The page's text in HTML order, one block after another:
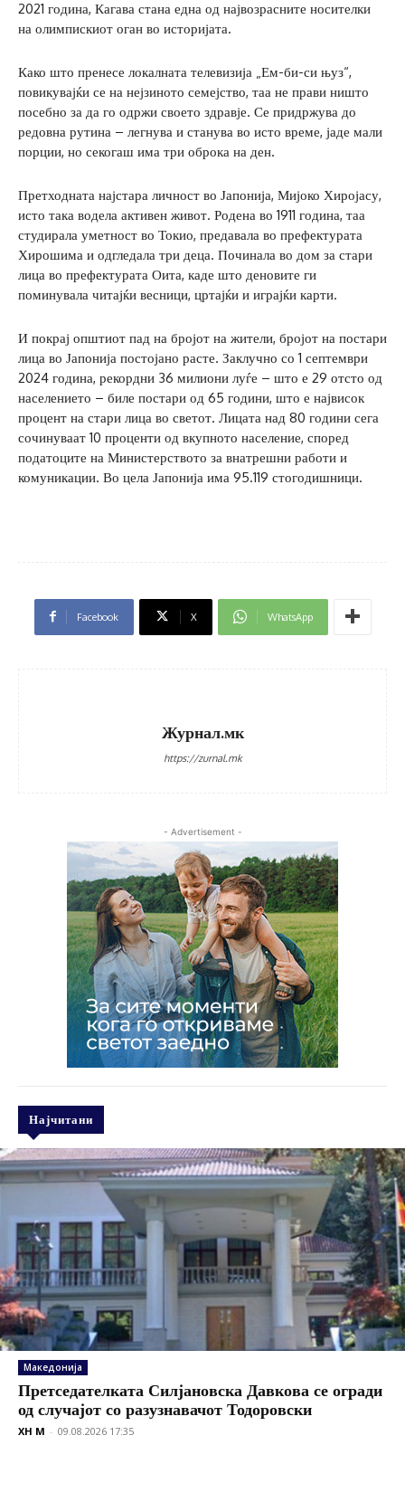
2021 година, Кагава стана една од највозрасните носителки
на олимпискиот оган во историјата.
Како што пренесе локалната телевизија „Ем-би-си њуз“,
повикувајќи се на нејзиното семејство, таа не прави ништо
посебно за да го одржи своето здравје. Се придржува до
редовна рутина – легнува и станува во исто време, јаде мали
порции, но секогаш има три оброка на ден.
Претходната најстара личност во Јапонија, Мијоко Хиројасу,
исто така водела активен живот. Родена во 1911 година, таа
студирала уметност во Токио, предавала во префектурата
Хирошима и одгледала три деца. Починала во дом за стари
лица во префектурата Оита, каде што деновите ги
поминувала читајќи весници, цртајќи и играјќи карти.
И покрај општиот пад на бројот на жители, бројот на постари
лица во Јапонија постојано расте. Заклучно со 1 септември
2024 година, рекордни 36 милиони луѓе – што е 29 отсто од
населението – биле постари од 65 години, што е највисок
процент на стари лица во светот. Лицата над 80 години сега
сочинуваат 10 проценти од вкупното население, според
податоците на Министерството за внатрешни работи и
комуникации. Во цела Јапонија има 95.119 стогодишници.
Facebook X WhatsApp
Журнал.мк
https://zurnal.mk
- Advertisement -
Најчитани
Македонија
Претседателката Силјановска Давкова се огради
од случајот со разузнавачот Тодоровски
XH M - 09.08.2026 17:35